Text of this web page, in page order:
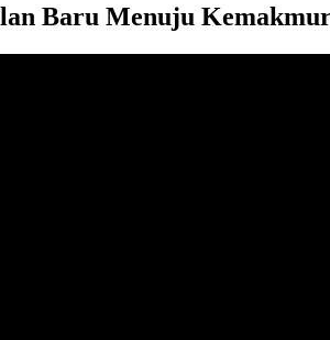
Baru Menuju